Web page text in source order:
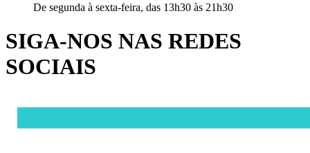
De segunda à sexta-feira, das 13h30 às 21h30
SIGA-NOS NAS REDES
SOCIAIS